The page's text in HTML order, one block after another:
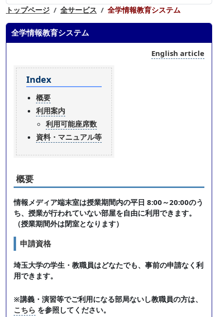
トップページ
全サービス 全学情報教育システム
全学情報教育システム
English article
Index
概要
利用案内
利用可能座席数
資料・マニュアル等
概要
情報メディア端末室は授業期間内の平日 8:00～20:00のう
ち、授業が行われていない部屋を自由に利用できます。
（授業期間外は閉室となります）
申請資格
埼玉大学の学生・教職員はどなたでも、事前の申請なく利
用できます。
※講義・演習等でご利用になる部局ないし教職員の方は、
こちら を参照してください。